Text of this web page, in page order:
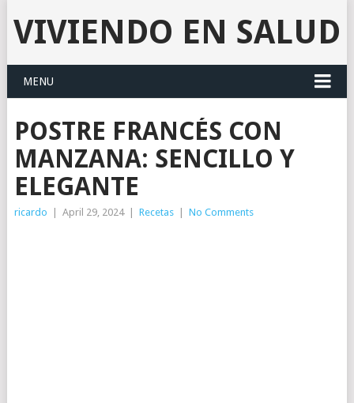
VIVIENDO EN SALUD
MENU
POSTRE FRANCÉS CON
MANZANA: SENCILLO Y
ELEGANTE
ricardo April 29, 2024 Recetas No Comments